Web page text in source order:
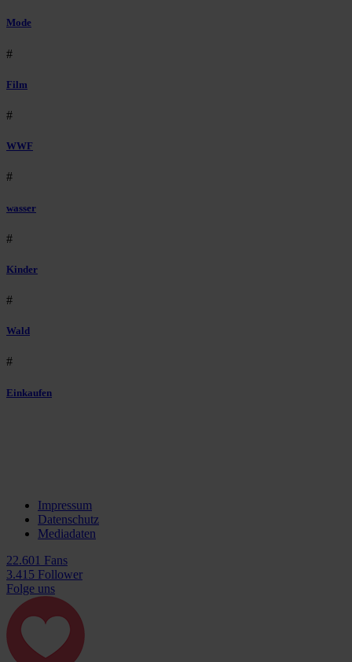
Mode
#
Film
#
WWF
#
wasser
#
Kinder
#
Wald
#
Einkaufen
Impressum
Datenschutz
Mediadaten
22.601 Fans
3.415 Follower
Folge uns